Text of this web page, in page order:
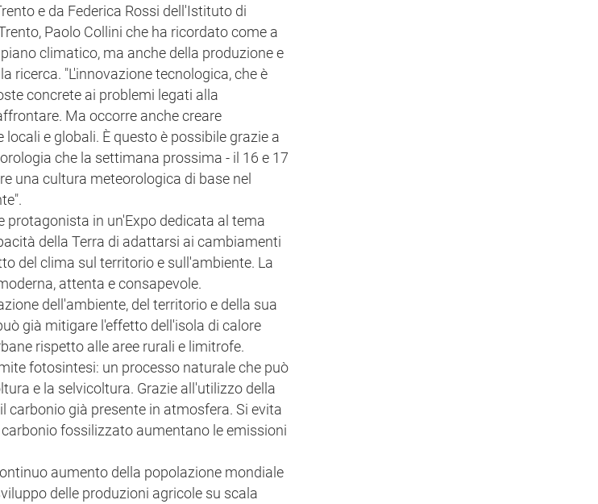
e da Federica Rossi dell'Istituto di
Paolo Collini che ha ricordato come a
climatico, ma anche della produzione e
ricerca. "L'innovazione tecnologica, che è
concrete ai problemi legati alla
Ma occorre anche creare
e globali. È questo è possibile grazie a
che la settimana prossima - il 16 e 17
una cultura meteorologica di base nel
protagonista in un'Expo dedicata al tema
della Terra di adattarsi ai cambiamenti
del clima sul territorio e sull'ambiente. La
attenta e consapevole.
dell'ambiente, del territorio e della sua
già mitigare l'effetto dell'isola di calore
rispetto alle aree rurali e limitrofe.
fotosintesi: un processo naturale che può
e la selvicoltura. Grazie all'utilizzo della
carbonio già presente in atmosfera. Si evita
fossilizzato aumentano le emissioni
aumento della popolazione mondiale
delle produzioni agricole su scala